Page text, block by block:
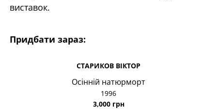
виставок.
Придбати зараз:
СТАРИКОВ ВІКТОР
Осінній натюрморт
1996
3,000 грн